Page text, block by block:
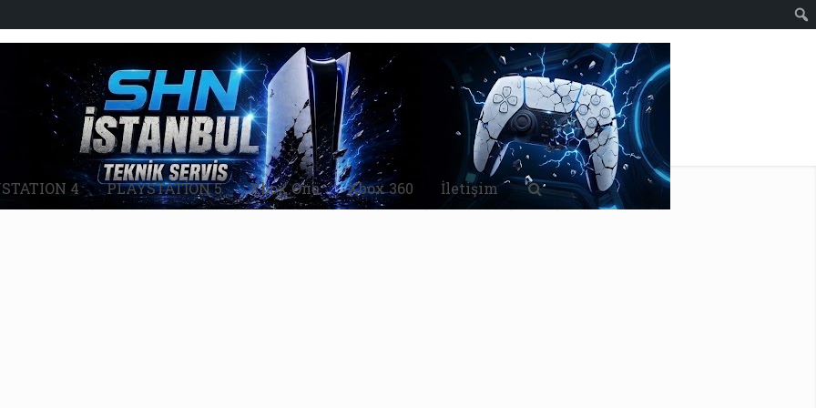
4 PLAYSTATİON 5 Xbox One Xbox 360 İletişim